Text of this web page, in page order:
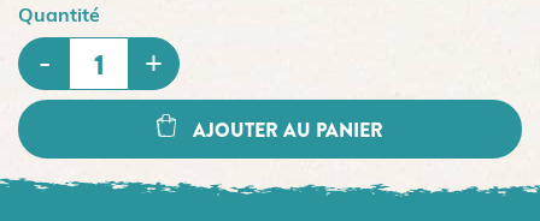
Quantité
AJOUTER AU PANIER